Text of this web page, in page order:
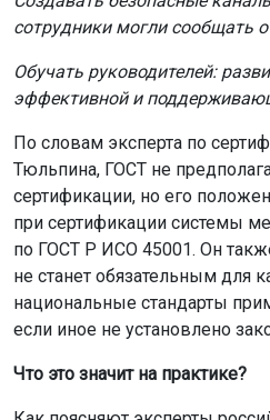
Что это значит на практике?
Как поясняют эксперты
новый ГОСТ не отменяет
идёт о переходе от
более человечному подходу,
психологическое состояние
буллинг и перегрузки, по
нормальному менеджменту —
с номером ГОСТа.
Для компаний, которые
рост лояльности и